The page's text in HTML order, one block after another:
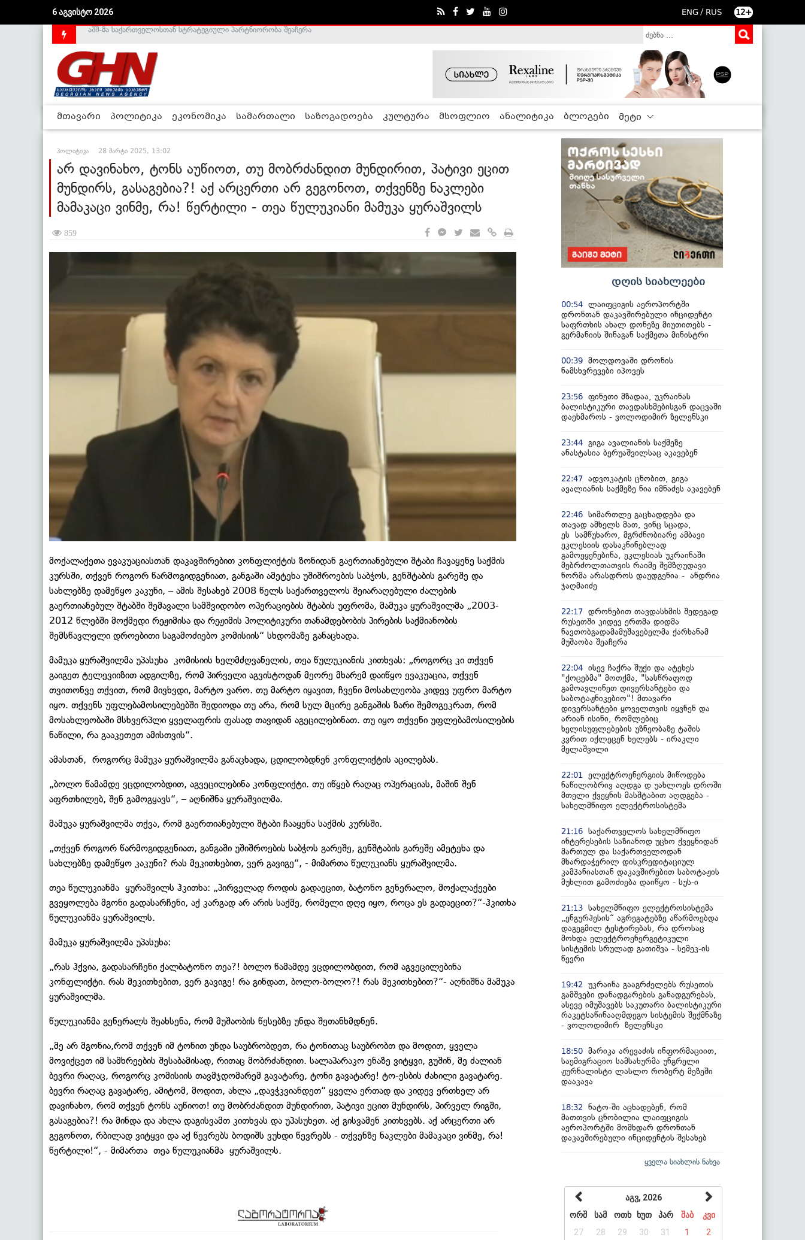
6 აგვისტო 2026 ENG / RUS 12+
საქართველოს დე-ფაქტო მთავრობა არალეგიტიმურია - ჰელსინკის კომისია
მთავარი პოლიტიკა ეკონომიკა სამართალი საზოგადოება კულტურა მსოფლიო ანალიტიკა ბლოგები მეტი
პოლიტიკა 28 მარტი 2025, 13:02
არ დავინახო, ტონს აუწიოთ, თუ მობრძანდით მუნდირით, პატივი ეცით
მუნდირს, გასაგებია?! აქ არცერთი არ გეგონოთ, თქვენზე ნაკლები
მამაკაცი ვინმე, რა! წერტილი - თეა წულუკიანი მამუკა ყურაშვილს
859
მოქალაქეთა ევაკუაციასთან დაკავშირებით კონფლიქტის ზონიდან გაერთიანებული შტაბი ჩავაყენე საქმის
კურსში, თქვენ როგორ წარმოგიდგენიათ, განგაში ამეტეხა უშიშროების საბჭოს, გენშტაბის გარეშე და
სახლებზე დამეწყო კაკუნი, – ამის შესახებ 2008 წელს საქართველოს შეიარაღებული ძალების
გაერთიანებულ შტაბში შემავალი სამშვიდობო ოპერაციების შტაბის უფრომა, მამუკა ყურაშვილმა „2003-
2012 წლებში მოქმედი რეჟიმისა და რეჟიმის პოლიტიკური თანამდებობის პირების საქმიანობის
შემსწავლელი დროებითი საგამოძიებო კომისიის“ სხდომაზე განაცხადა.
მამუკა ყურაშვილმა უპასუხა კომისიის ხელმძღვანელის, თეა წულუკიანის კითხვას: „როგორც კი თქვენ
გაიგეთ ტელევიიზით ადგილზე, რომ პირველი აგვისტოდან მეორე მხარემ დაიწყო ევაკუაცია, თქვენ
თვითონვე თქვით, რომ მივხვდი, მარტო ვარო. თუ მარტო იყავით, ჩვენი მოსახლეობა კიდევ უფრო მარტო
იყო. თქვენს უფლებამოსილებებში შედიოდა თუ არა, რომ სულ მცირე განგაშის ზარი შემოგეკრათ, რომ
მოსახლეობაში მსხვერპლი ყველაფრის ფასად თავიდან აგეცილებინათ. თუ იყო თქვენი უფლებამოსილების
ნაწილი, რა გააკეთეთ ამისთვის“.
ამასთან, როგორც მამუკა ყურაშვილმა განაცხადა, ცდილობდნენ კონფლიქტის აცილებას.
„ბოლო წამამდე ვცდილობდით, აგვეცილებინა კონფლიქტი. თუ იწყებ რაღაც ოპერაციას, მაშინ შენ
აფრთხილებ, შენ გამოგყავს“, – აღნიშნა ყურაშვილმა.
მამუკა ყურაშვილმა თქვა, რომ გაერთიანებული შტაბი ჩააყენა საქმის კურსში.
„თქვენ როგორ წარმოგიდგენიათ, განგაში უშიშროების საბჭოს გარეშე, გენშტაბის გარეშე ამეტეხა და
სახლებზე დამეწყო კაკუნი? რას მეკითხებით, ვერ გავიგე“, - მიმართა წულუკიანს ყურაშვილმა.
თეა წულუკიანმა ყურაშვილს ჰკითხა: „პირველად როდის გადაეცით, ბატონო გენერალო, მოქალაქეები
გვეყოლება მგონი გადასარჩენი, აქ კარგად არ არის საქმე, რომელი დღე იყო, როცა ეს გადაეცით?“-ჰკითხა
წულუკიანმა ყურაშვილს.
მამუკა ყურაშვილმა უპასუხა:
„რას ჰქვია, გადასარჩენი ქალბატონო თეა?! ბოლო წამამდე ვცდილობდით, რომ აგვეცილებინა
კონფლიქტი. რას მეკითხებით, ვერ გავიგე! რა გინდათ, ბოლო-ბოლო?! რას მეკითხებით?“- აღნიშნა მამუკა
ყურაშვილმა.
წულუკიანმა გენერალს შეახსენა, რომ მუშაობის წესებზე უნდა შეთანხმდნენ.
„მე არ მგონია,რომ თქვენ იმ ტონით უნდა საუბრობდეთ, რა ტონითაც საუბრობთ და მოდით, ყველა
მოვიქცეთ იმ სამხრეების შესაბამისად, რითაც მობრძანდით. სალაპარაკო ენაზე ვიტყვი, გუშინ, მე ძალიან
ბევრი რაღაც, როგორც კომისიის თავმჯდომარემ გავატარე, ტონი გავატარე! ტო-ესბის ძახილი გავატარე.
ბევრი რაღაც გავატარე, ამიტომ, მოდით, ახლა „დავჭკვიანდეთ“ ყველა ერთად და კიდევ ერთხელ არ
დავინახო, რომ თქვენ ტონს აუწიოთ! თუ მობრძანდით მუნდირით, პატივი ეცით მუნდირს, პირველ რიგში,
გასაგებია?! რა მინდა და ახლა დაგისვამთ კითხვას და უპასუხეთ. აქ გისვამენ კითხვებს. აქ არცერთი არ
გეგონოთ, რბილად ვიტყვი და აქ წევრებს ბოდიშს ვუხდი წევრებს - თქვენზე ნაკლები მამაკაცი ვინმე, რა!
წერტილი!“, - მიმართა თეა წულუკიანმა ყურაშვილს.
დღის სიახლეები
00:54 ლაიფციგის აეროპორტში
დრონთან დაკავშირებული ინციდენტი
საფრთხის ახალ დონეზე მიუთითებს -
გერმანიის შინაგან საქმეთა მინისტრი
00:39 მოლდოვაში დრონის
ნამსხვრევები იპოვეს
23:56 ფინეთი მზადაა, უკრაინას
ბალისტიკური თავდასხმებისგან დაცვაში
დაეხმაროს - ვოლოდიმირ ზელენსკი
23:44 გიგა ავალიანის საქმეზე
ანასტასია ბერუაშვილსაც აკავებენ
22:47 ადვოკატის ცნობით, გიგა
ავალიანის საქმეზე ნია იმნაძეს აკავებენ
22:46 სიმართლე გაცხადდება და
თავად ამხელს მათ, ვინც სცადა,
ეს სამწუხარო, მგრძნობიარე ამბავი
ეკლესიის დასაკნინებლად
გამოეყენებინა, ეკლესიას უკრაინაში
მებრძოლთათვის რაიმე შემზღუდავი
ნორმა არასდროს დაუდგენია - ანდრია
ჯაღმაიძე
22:17 დრონებით თავდასხმის შედეგად
რუსეთში კიდევ ერთმა დიდმა
ნავთობგადამამუშავებელმა ქარხანამ
მუშაობა შეაჩერა
22:04 ისევ ჩაქრა შუქი და ატეხეს
"ქოცებმა" მოთქმა, "სასწრაფოდ
გამოავლინეთ დივერსანტები და
საბოტაჟნიკებიო"! მთავარი
დივერსანტები ყოველთვის იყვნენ და
არიან ისინი, რომლებიც
ხელისუფლებების უზნეობაზე ტაშის
კვრით იქლეცენ ხელებს - ირაკლი
მელაშვილი
22:01
ელექტროენერგიის მიწოდება
ნაწილობრივ აღდგა დ უახლოეს დროში
მთელი ქვეყნის მასშტაბით აღდგება -
სახელმწიფო ელექტროსისტემა
21:16 საქართველოს სახელმწიფო
ინტერესების საზიანოდ უცხო ქვეყნიდან
მართულ და საქართველოდან
მხარდაჭერილ დისკრედიტაციულ
კამპანიასთან დაკავშირებით საბოტაჟის
მუხლით გამოძიება დაიწყო - სუს-ი
21:13 სახელმწიფო ელექტროსისტემა
„ენგურჰესის“ აგრეგატებზე აწარმოებდა
დაგეგმილ ტესტირებას, რა დროსაც
მოხდა ელექტროენერგეტიკული
სისტემის სრულად გათიშვა - სემეკ-ის
წევრი
19:42
უკრაინა გააგრძელებს რუსეთის
გამშვები დანადგარების განადგურებას,
ასევე იმუშავებს საკუთარი ბალისტიკური
რაკეტსაწინააღმდეგო სისტემის შექმნაზე
- ვოლოდიმირ ზელენსკი
18:50 მარიკა არევაძის ინფორმაციით,
საემიგრაციო სამსახურმა უნგრელი
ჟურნალისტი ლასლო რობერტ მეზეში
დააკავა
18:32
ნატო-ში აცხადებენ, რომ
მათთვის ცნობილია ლაიფციგის
აეროპორტში მომხდარ დრონთან
დაკავშირებული ინციდენტის შესახებ
ყველა სიახლის ნახვა
აგვ, 2026
ორშ
სამ ოთხ ხუთ პარ შაბ
კვი
27
28 29 30 31 1
2